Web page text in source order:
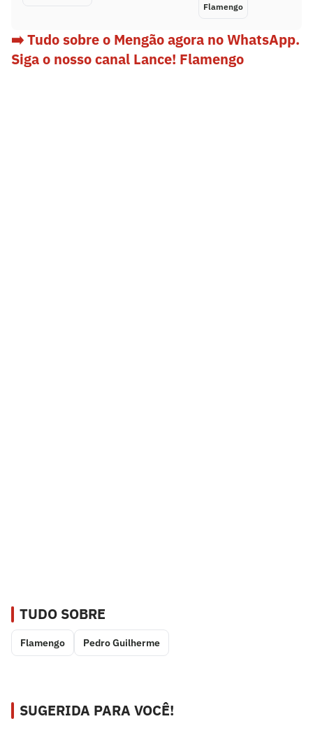
Flamengo
➡️ Tudo sobre o Mengão agora no WhatsApp.
Siga o nosso canal Lance! Flamengo
TUDO SOBRE
Flamengo Pedro Guilherme
SUGERIDA PARA VOCÊ!